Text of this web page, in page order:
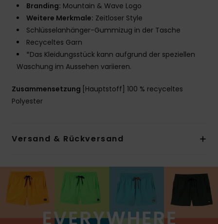
Branding: Mountain & Wave Logo
Weitere Merkmale: Zeitloser Style
Schlüsselanhänger-Gummizug in der Tasche
Recyceltes Garn
*Das Kleidungsstück kann aufgrund der speziellen
Waschung im Aussehen variieren.
Zusammensetzung [Hauptstoff] 100 % recyceltes
Polyester
Versand & Rückversand